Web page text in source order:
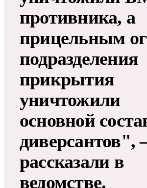
противника, а
прицельным
подразделения
прикрытия
уничтожили
основной
диверсантов",
рассказали в
ведомстве.